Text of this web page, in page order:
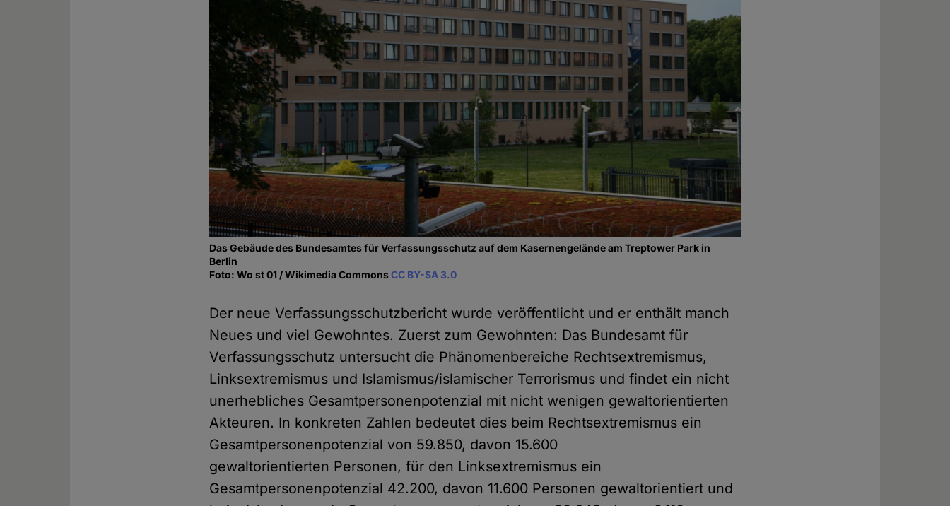
Das Gebäude des Bundesamtes für Verfassungsschutz auf dem Kasernengelände am Treptower Park in
Berlin
Foto: Wo st 01 / Wikimedia CommonsCC BY-SA 3.0
Der neue Verfassungsschutzbericht wurde veröffentlicht und er enthält manch
Neues und viel Gewohntes. Zuerst zum Gewohnten: Das Bundesamt für
Verfassungsschutz untersucht die Phänomenbereiche Rechtsextremismus,
Linksextremismus und Islamismus/islamischer Terrorismus und findet ein nicht
unerhebliches Gesamtpersonenpotenzial mit nicht wenigen gewaltorientierten
Akteuren. In konkreten Zahlen bedeutet dies beim Rechtsextremismus ein
Gesamtpersonenpotenzial von 59.850, davon 15.600
gewaltorientierten Personen, für den Linksextremismus ein
Gesamtpersonenpotenzial 42.200, davon 11.600 Personen gewaltorientiert und